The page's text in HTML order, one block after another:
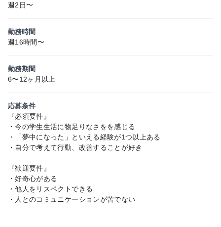
週2日〜
勤務時間
週16時間〜
勤務期間
6〜12ヶ月以上
応募条件
『必須要件』
・今の学生生活に物足りなさをを感じる
・「夢中になった」といえる経験が1つ以上ある
・自分で考えて行動、改善することが好き
『歓迎要件』
・好奇心がある
・他人をリスペクトできる
・人とのコミュニケーションが苦でない